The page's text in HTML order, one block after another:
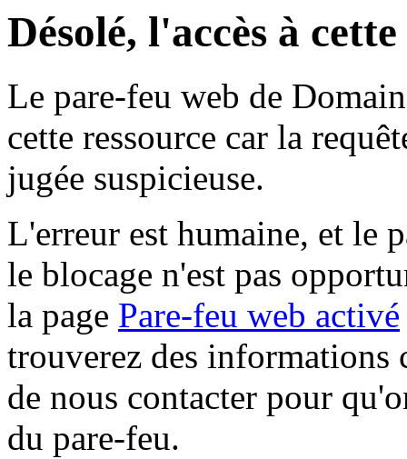
Désolé, l'accès à
Le pare-feu web de
cette ressource car la
jugée suspicieuse.
L'erreur est humaine, et le
le blocage n'est pas
la page Pare-feu web activé
trouverez des informations
de nous contacter pour
du pare-feu.